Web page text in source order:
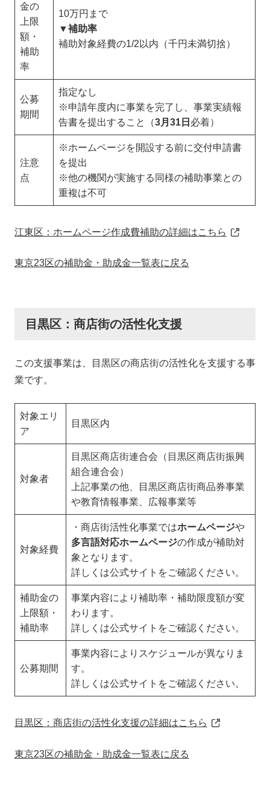
金の
上限
額・
補助
率
10万円まで
▼補助率
補助対象経費の1/2以内（千円未満切捨）
公募
期間
指定なし
※申請年度内に事業を完了し、事業実績報
告書を提出すること（3月31日 必着）
注意
点
※ホームページを開設する前に交付申請書
を提出
※他の機関が実施する同様の補助事業との
重複は不可
江東区：ホームページ作成費補助の詳細はこちら
東京23区の補助金・助成金一覧表に戻る
目黒区：商店街の活性化支援
この支援事業は、目黒区の商店街の活性化を支援する事
業です。
対象エリ
ア
目黒区内
対象者
目黒区商店街連合会（目黒区商店街振興
組合連合会）
上記事業の他、目黒区商店街商品券事業
や教育情報事業、広報事業等
対象経費
・商店街活性化事業ではホームページや
多言語対応ホームページの作成が補助対
象となります。
詳しくは公式サイトをご確認ください。
補助金の
上限額・
補助率
事業内容により補助率・補助限度額が変
わります。
詳しくは公式サイトをご確認ください。
公募期間
事業内容によりスケジュールが異なりま
す。
詳しくは公式サイトをご確認ください。
目黒区：商店街の活性化支援の詳細はこちら
東京23区の補助金・助成金一覧表に戻る